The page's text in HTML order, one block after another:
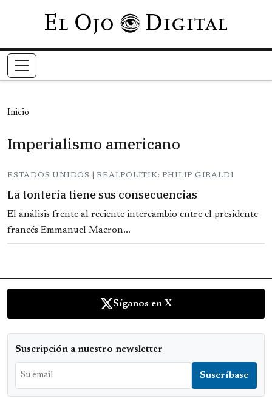
Pasar al contenido principal
Inicio
Imperialismo americano
ESTADOS UNIDOS | REALPOLITIK: PHILIP GIRALDI
La tontería tiene sus consecuencias
El análisis frente al reciente intercambio entre el presidente
francés Emmanuel Macron...
Síganos en X
Suscripción a nuestro newsletter